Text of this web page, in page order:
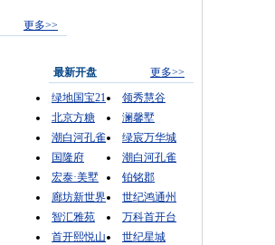
更多>>
最新开盘
更多>>
绿地国宝21
领秀慧谷
北京方糖
澜馨墅
潮白河孔雀
绿宸万华城
国隆府
潮白河孔雀
宏泰·美墅
铂铭郡
廊坊新世界
世纪鸿通州
智汇雅苑
万科首开台
首开熙悦山
世纪星城